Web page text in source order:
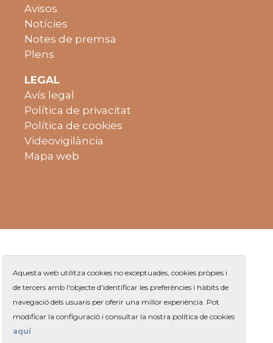
Avisos
Notícies
Notes de premsa
Plens
LEGAL
Avís legal
Política de privacitat
Política de cookies
Videovigilància
Mapa web
Plaça de Jaume Balmes s/n
Aquesta web utilitza cookies no exceptuades, cookies pròpies i
de tercers amb l'objecte d'identificar les preferències i hàbits de
navegació dels usuaris per oferir una millor experiència. Pot
modificar la configuració i consultar la nostra política de cookies
aquí